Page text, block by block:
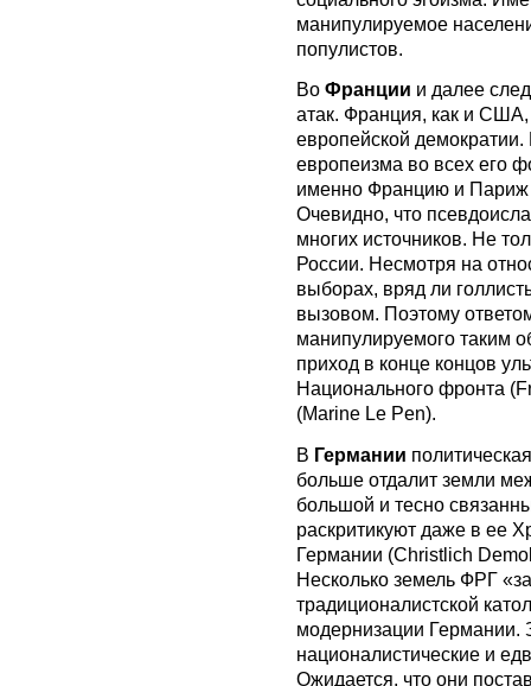
манипулируемое
популистов.
Во Франции и далее
атак. Франция, как и США,
европейской
европеизма во всех его
именно Францию ​​и Париж
Очевидно, что
многих источников. Не
России. Несмотря на
выборах, вряд ли
вызовом. Поэтому
манипулируемого таким
приход в конце концов
Национального фронта
(Marine Le Pen).
В Германии
больше отдалит земли
большой и тесно
раскритикуют даже в ее
Германии (Christlich
Несколько земель ФРГ
традиционалистской
модернизации Германии.
националистические и
Ожидается, что они